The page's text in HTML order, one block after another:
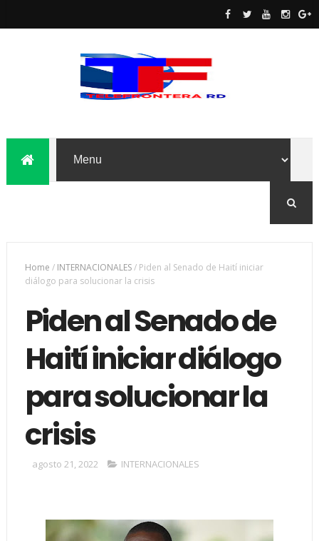
Home / INTERNACIONALES/ Piden al Senado de Haití iniciar
diálogo para solucionar la crisis
Piden al Senado de
Haití iniciar diálogo
para solucionar la
crisis
agosto 21, 2022 INTERNACIONALES